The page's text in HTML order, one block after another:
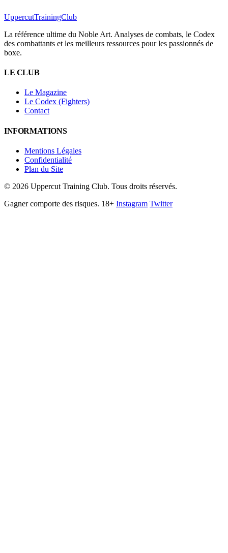
UppercutTrainingClub
La référence ultime du Noble Art. Analyses de combats, le Codex
des combattants et les meilleurs ressources pour les passionnés de
boxe.
LE CLUB
Le Magazine
Le Codex (Fighters)
Contact
INFORMATIONS
Mentions Légales
Confidentialité
Plan du Site
© 2026 Uppercut Training Club. Tous droits réservés.
Gagner comporte des risques. 18+ Instagram Twitter